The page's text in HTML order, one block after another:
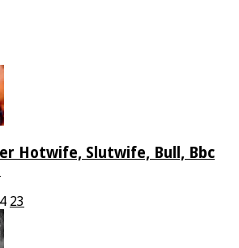
Hotwife, Slutwife, Bull, Bbc
23